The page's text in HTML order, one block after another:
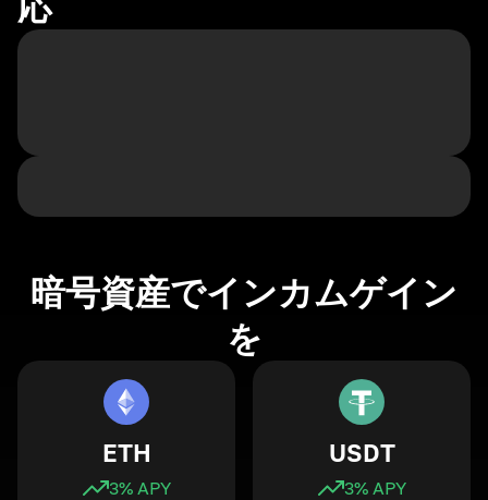
暗号資産でインカムゲイン
を
ETH
3% APY
USDT
3% APY